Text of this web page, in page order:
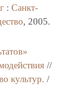
: Санкт-
, 2005.
//
культур. /